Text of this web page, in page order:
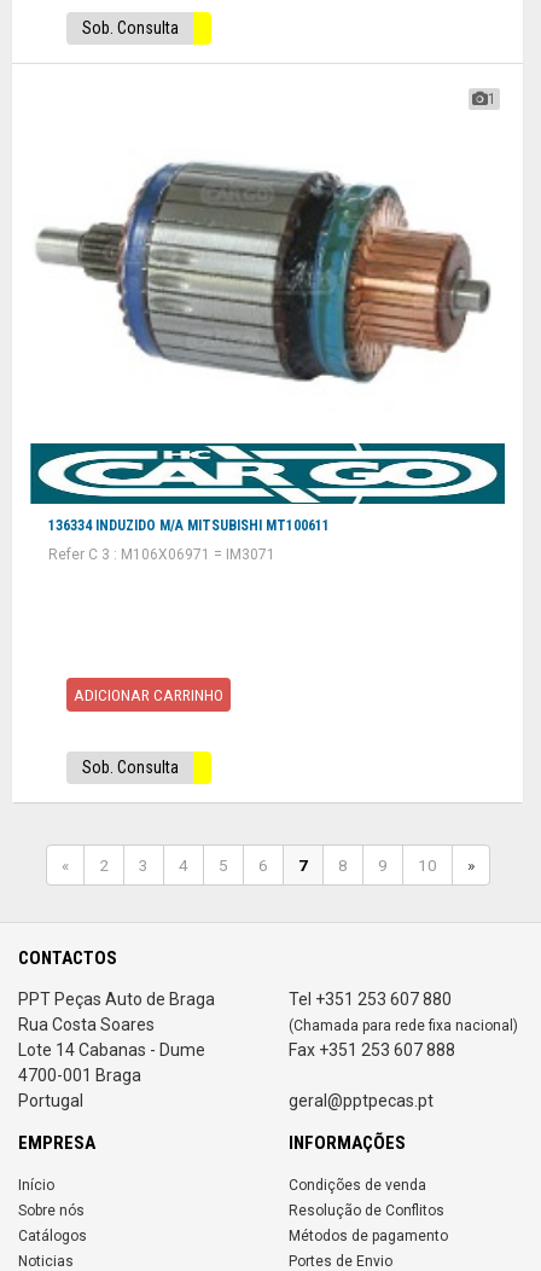
Sob. Consulta
1
136334 INDUZIDO M/A MITSUBISHI MT100611
Refer C 3 : M106X06971 = IM3071
ADICIONAR CARRINHO
Sob. Consulta
« 2 3 4 5 6 7 8 9 10 »
CONTACTOS
PPT Peças Auto de Braga
Rua Costa Soares
Lote 14 Cabanas - Dume
4700-001 Braga
Portugal
Tel +351 253 607 880
(Chamada para rede fixa nacional)
Fax +351 253 607 888
geral@pptpecas.pt
EMPRESA
Início
Sobre nós
Catálogos
Noticias
INFORMAÇÕES
Condições de venda
Resolução de Conflitos
Métodos de pagamento
Portes de Envio